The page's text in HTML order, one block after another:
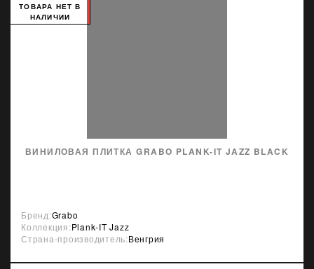
ВИНИЛОВАЯ ПЛИТКА GRABO PLANK-IT JAZZ BLACK
ТОВАРА НЕТ В
НАЛИЧИИ
Бренд:Grabo
Коллекция:Plank-IT Jazz
Страна-производитель:Венгрия